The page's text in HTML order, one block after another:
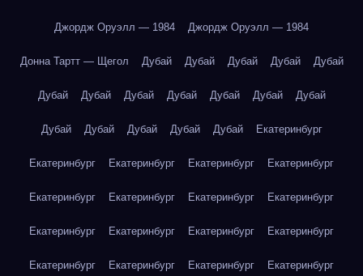
Джордж Оруэлл — 1984 Джордж Оруэлл — 1984
Донна Тартт — Щегол Дубай Дубай Дубай Дубай Дубай
Дубай Дубай Дубай Дубай Дубай Дубай Дубай
Дубай Дубай Дубай Дубай Дубай Екатеринбург
Екатеринбург Екатеринбург Екатеринбург Екатеринбург
Екатеринбург Екатеринбург Екатеринбург Екатеринбург
Екатеринбург Екатеринбург Екатеринбург Екатеринбург
Екатеринбург Екатеринбург Екатеринбург Екатеринбург